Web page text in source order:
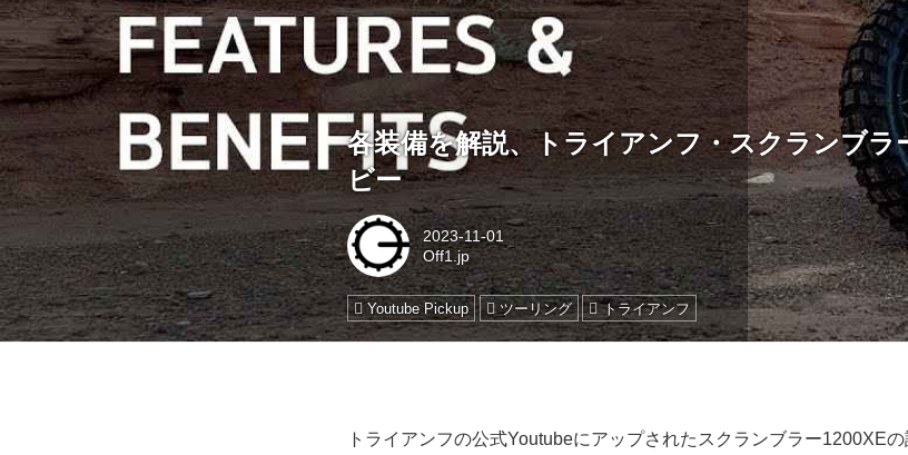
各装備を解説、トライアンフ・スクランブラ
ビー
2023-11-01
Off1.jp
Youtube Pickup ツーリング トライアンフ
トライアンフの公式Youtubeにアップされたスクランブラー1200XE